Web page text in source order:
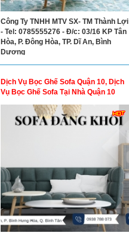
Công Ty TNHH MTV SX- TM Thành Lợi
- Tel: 0785555276 - Đ/c: 03/16 KP Tân
Hòa, P. Đông Hòa, TP. Dĩ An, Bình
Dương
Dịch Vụ Bọc Ghế Sofa Quận 10, Dịch
Vụ Bọc Ghế Sofa Tại Nhà Quận 10